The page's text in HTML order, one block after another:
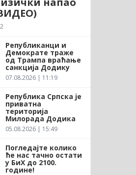
Републиканци и
Демократе траже
од Трампа враћање
санкција Додику
07.08.2026 | 11:19
Република Српска је
приватна
територија
Милорада Додика
05.08.2026 | 15:49
Погледајте колико
ће нас тачно остати
у БиХ до 2100.
године!